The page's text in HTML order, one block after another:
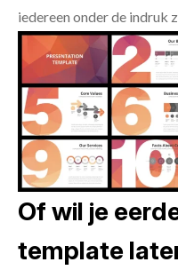
iedereen onder de indruk
Of wil je
template